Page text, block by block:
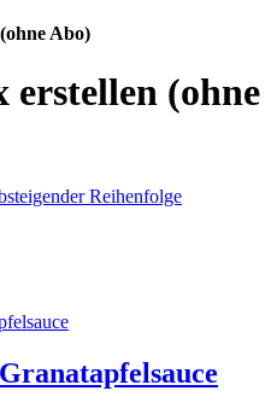
Abo)
erstellen (ohne
Reihenfolge